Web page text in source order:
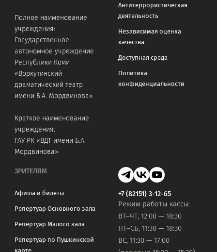
Полное наименование
учреждения:
Государственное
автономное учреждение
Республики Коми
«Воркутинский
драматический театр
имени Б.А. Мордвинова»
Краткое наименование
учреждения:
ГАУ РК «ВДТ имени Б.А.
Мордвинова»
Антитеррористическая
деятельность
Независимая оценка
качества
Доступная среда
Политика
конфиденциальности
ЗРИТЕЛЯМ
Афиша и билеты
Репертуар Основного зала
Репертуар Малого зала
Репертуар по Пушкинской
карте
+7 (82151) 3-12-65
Режим работы кассы:
ВТ–ЧТ, 12:00 — 18:30
ПТ–СБ, 11:30 — 18:30
ВС, 11:30 — 17:00